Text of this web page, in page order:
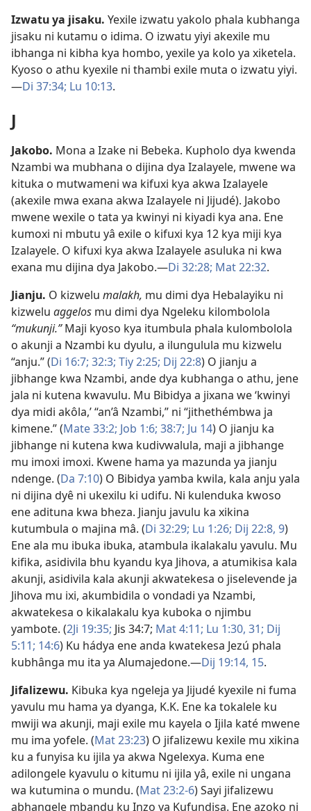
Izwatu ya jisaku. Yexile izwatu yakolo phala kubhanga
jisaku ni kutamu o idima. O izwatu yiyi akexile mu
ibhanga ni kibha kya hombo, yexile ya kolo ya xiketela.
Kyoso o athu kyexile ni thambi exile muta o izwatu yiyi.
—Di 37:34; Lu 10:13.
J
Jakobo. Mona a Izake ni Bebeka. Kupholo dya kwenda
Nzambi wa mubhana o dijina dya Izalayele, mwene wa
kituka o mutwameni wa kifuxi kya akwa Izalayele
(akexile mwa exana akwa Izalayele ni Jijudé). Jakobo
mwene wexile o tata ya kwinyi ni kiyadi kya ana. Ene
kumoxi ni mbutu yâ exile o kifuxi kya 12 kya miji kya
Izalayele. O kifuxi kya akwa Izalayele asuluka ni kwa
exana mu dijina dya Jakobo.—Di 32:28; Mat 22:32.
Jianju. O kizwelu malakh, mu dimi dya Hebalayiku ni
kizwelu aggelos mu dimi dya Ngeleku kilombolola
“mukunji.”Maji kyoso kya itumbula phala kulombolola
o akunji a Nzambi ku dyulu, a ilungulula mu kizwelu
“anju.” (Di 16:7; 32:3; Tiy 2:25; Dij 22:8) O jianju a
jibhange kwa Nzambi, ande dya kubhanga o athu, jene
jala ni kutena kwavulu. Mu Bibidya a jixana we ‘kwinyi
dya midi akôla,’ “an’â Nzambi,” ni “jithethémbwa ja
kimene.” (Mate 33:2; Job 1:6; 38:7; Ju 14) O jianju ka
jibhange ni kutena kwa kudivwalula, maji a jibhange
mu imoxi imoxi. Kwene hama ya mazunda ya jianju
ndenge. (Da 7:10) O Bibidya yamba kwila, kala anju yala
ni dijina dyê ni ukexilu ki udifu. Ni kulenduka kwoso
ene adituna kwa bheza. Jianju javulu ka xikina
kutumbula o majina mâ. (Di 32:29; Lu 1:26; Dij 22:8, 9)
Ene ala mu ibuka ibuka, atambula ikalakalu yavulu. Mu
kifika, asidivila bhu kyandu kya Jihova, a atumikisa kala
akunji, asidivila kala akunji akwatekesa o jiselevende ja
Jihova mu ixi, akumbidila o vondadi ya Nzambi,
akwatekesa o kikalakalu kya kuboka o njimbu
yambote. (2Ji 19:35; Jis 34:7; Mat 4:11; Lu 1:30, 31; Dij
5:11; 14:6) Ku hádya ene anda kwatekesa Jezú phala
kubhânga mu ita ya Alumajedone.—Dij 19:14, 15.
Jifalizewu. Kibuka kya ngeleja ya Jijudé kyexile ni fuma
yavulu mu hama ya dyanga, K.K. Ene ka tokalele ku
mwiji wa akunji, maji exile mu kayela o Ijila katé mwene
mu ima yofele. (Mat 23:23) O jifalizewu kexile mu xikina
ku a funyisa ku ijila ya akwa Ngelexya. Kuma ene
adilongele kyavulu o kitumu ni ijila yâ, exile ni ungana
wa kutumina o mundu. (Mat 23:2-6) Sayi jifalizewu
abhangele mbandu ku Inzo ya Kufundisa. Ene azoko ni